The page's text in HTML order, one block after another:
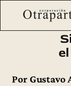
Saltar
Otraparte.org/
Por Gustavo